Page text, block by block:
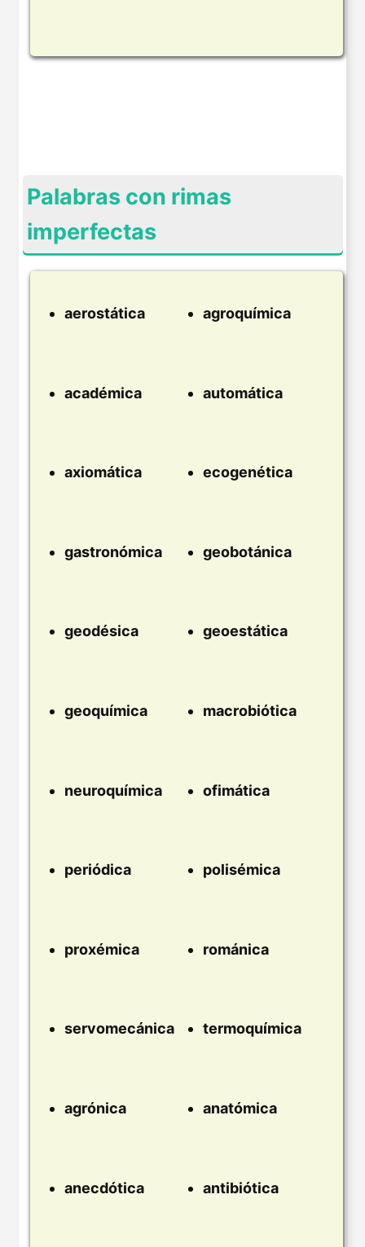
Palabras con rimas
imperfectas
aerostática agroquímica
académica automática
axiomática ecogenética
gastronómica geobotánica
geodésica geoestática
geoquímica macrobiótica
neuroquímica ofimática
periódica polisémica
proxémica románica
servomecánica termoquímica
agrónica anatómica
anecdótica antibiótica